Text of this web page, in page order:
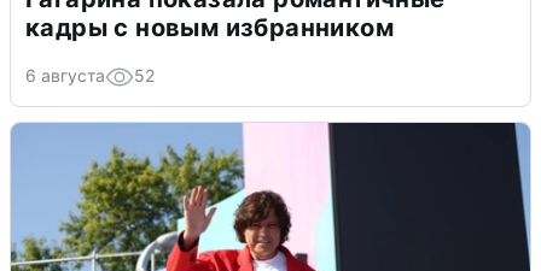
кадры с новым избранником
6 августа 52